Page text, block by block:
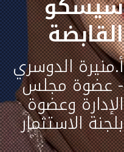
القابضة
أ.منيرة الدوسري
- عضوة مجلس
الإدارة وعضوة
بلجنة الاستثمار
سيسكو
القابضة